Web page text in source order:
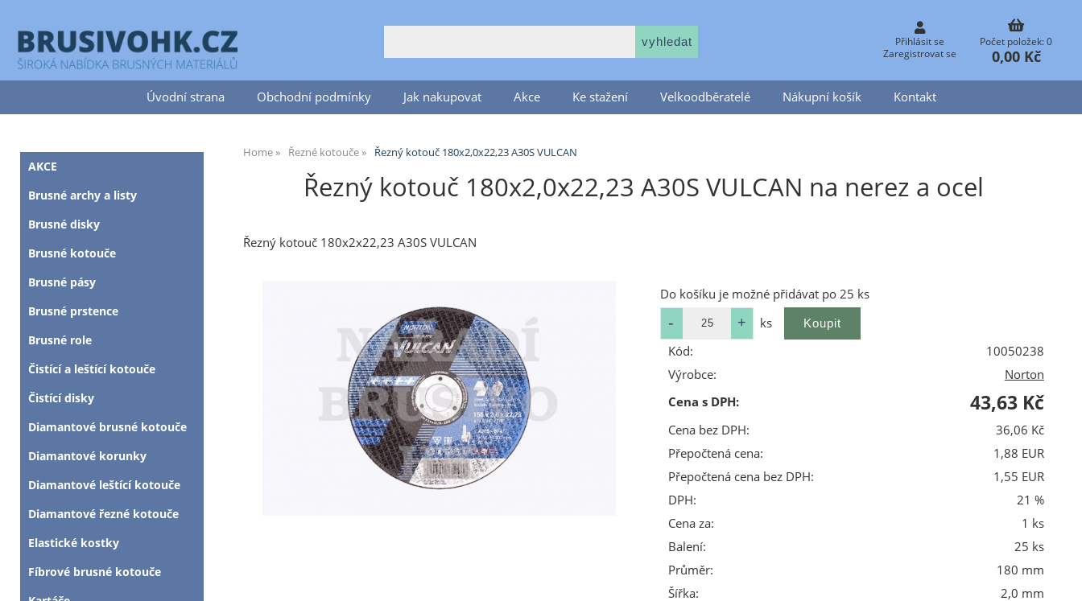
Přihlásit se
Zaregistrovat se
Počet položek: 0
0,00 Kč
Úvodní strana Obchodní podmínky Jak nakupovat Akce Ke stažení Velkoodběratelé Nákupní košík Kontakt
Home Řezné kotouče Řezný kotouč 180x2,0x22,23 A30S VULCAN
Řezný kotouč 180x2,0x22,23 A30S VULCAN na nerez a ocel
Řezný kotouč 180x2x22,23 A30S VULCAN
Do košíku je možné přidávat po 25 ks
ks
Kód:
10050238
Výrobce:
Norton
Cena s DPH:
43,63 Kč
Cena bez DPH:
36,06 Kč
Přepočtená cena:
1,88 EUR
Přepočtená cena bez DPH:
1,55 EUR
DPH:
21 %
Cena za:
1 ks
Balení:
25 ks
Průměr:
180 mm
Šířka:
2,0 mm
AKCE
Brusné archy a listy
Brusné disky
Brusné kotouče
Brusné pásy
Brusné prstence
Brusné role
Čistící a leštící kotouče
Čistící disky
Diamantové brusné kotouče
Diamantové korunky
Diamantové leštící kotouče
Diamantové řezné kotouče
Elastické kostky
Fíbrové brusné kotouče